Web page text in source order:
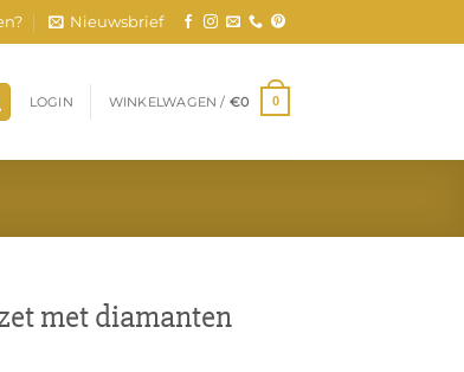
Nieuwsbrief
LOGIN WINKELWAGEN / €0 0
met diamanten